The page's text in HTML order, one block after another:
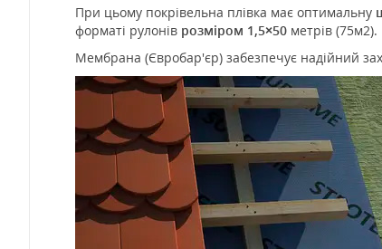
При цьому покрівельна плівка має оптимальну
форматі рулонів розміром 1,5×50 метрів (75м2).
Мембрана (Євробар'єр) забезпечує надійний